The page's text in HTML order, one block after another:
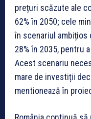
prețuri scăzute ale
62% în 2050; cele
în scenariul ambițios
28% în 2035, pentru
Acest scenariu
mare de investiții
mentionează în